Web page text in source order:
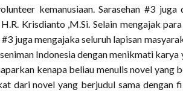
kemanusiaan. Sarasehan #3
Krisdianto ,M.Si. Selain mengajak
#3 juga mengajaka seluruh lapisan
Indonesia dengan menikmati
kenapa beliau menulis novel yang
dari novel yang berjudul sama dengan